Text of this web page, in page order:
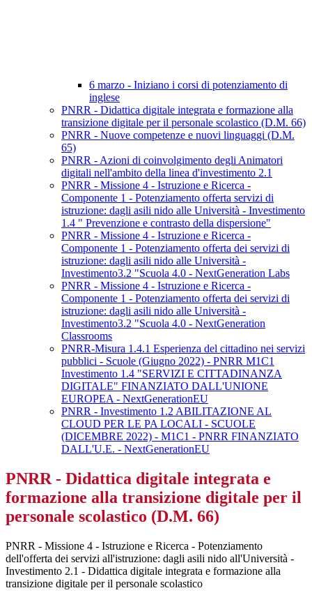
6 marzo - Iniziano i corsi di potenziamento di
inglese
PNRR - Didattica digitale integrata e formazione alla
transizione digitale per il personale scolastico (D.M. 66)
PNRR - Nuove competenze e nuovi linguaggi (D.M.
65)
PNRR - Azioni di coinvolgimento degli Animatori
digitali nell'ambito della linea d'investimento 2.1
PNRR - Missione 4 - Istruzione e Ricerca -
Componente 1 - Potenziamento offerta servizi di
istruzione: dagli asili nido alle Università - Investimento
1.4 " Prevenzione e contrasto della dispersione"
PNRR - Missione 4 - Istruzione e Ricerca -
Componente 1 - Potenziamento offerta dei servizi di
istruzione: dagli asili nido alle Università -
Investimento3.2 "Scuola 4.0 - NextGeneration Labs
PNRR - Missione 4 - Istruzione e Ricerca -
Componente 1 - Potenziamento offerta dei servizi di
istruzione: dagli asili nido alle Università -
Investimento3.2 "Scuola 4.0 - NextGeneration
Classrooms
PNRR-Misura 1.4.1 Esperienza del cittadino nei servizi
pubblici - Scuole (Giugno 2022) - PNRR M1C1
Investimento 1.4 "SERVIZI E CITTADINANZA
DIGITALE" FINANZIATO DALL'UNIONE
EUROPEA - NextGenerationEU
PNRR - Investimento 1.2 ABILITAZIONE AL
CLOUD PER LE PA LOCALI - SCUOLE
(DICEMBRE 2022) - M1C1 - PNRR FINANZIATO
DALL'U.E. - NextGenerationEU
PNRR - Didattica digitale integrata e
formazione alla transizione digitale per il
personale scolastico (D.M. 66)
PNRR - Missione 4 - Istruzione e Ricerca - Potenziamento
dell'offerta dei servizi all'istruzione: dagli asili nido all'Università -
Investimento 2.1 - Didattica digitale integrata e formazione alla
transizione digitale per il personale scolastico